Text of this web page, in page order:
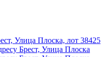
Улица Плоска, лот 38425